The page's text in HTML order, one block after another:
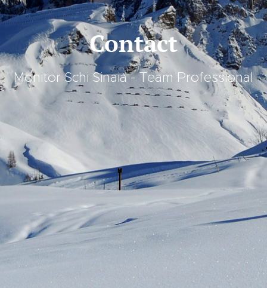
Contact
Monitor Schi Sinaia - Team Professional